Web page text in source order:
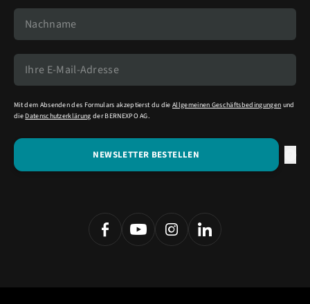
Mit dem Absenden des Formulars akzeptierst du dieAllgemeinen Geschäftsbedingungen und
die Datenschutzerklärung der BERNEXPO AG.